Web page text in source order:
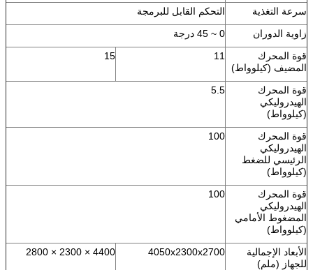
سرعة التغذية
التحكم القابل للبرمجة
زاوية الدوران
0 ~ 45 درجة
قوة المحرك
المضيف (كيلوواط)
11
15
قوة المحرك
الهيدروليكي
(كيلوواط)
5.5
قوة المحرك
الهيدروليكي
الرئيسي للضغط
(كيلوواط)
100
قوة المحرك
الهيدروليكي
المضغوط الأمامي
(كيلوواط)
100
الأبعاد الإجمالية
للجهاز (ملم)
4050x2300x2700
4400 × 2300 × 2800